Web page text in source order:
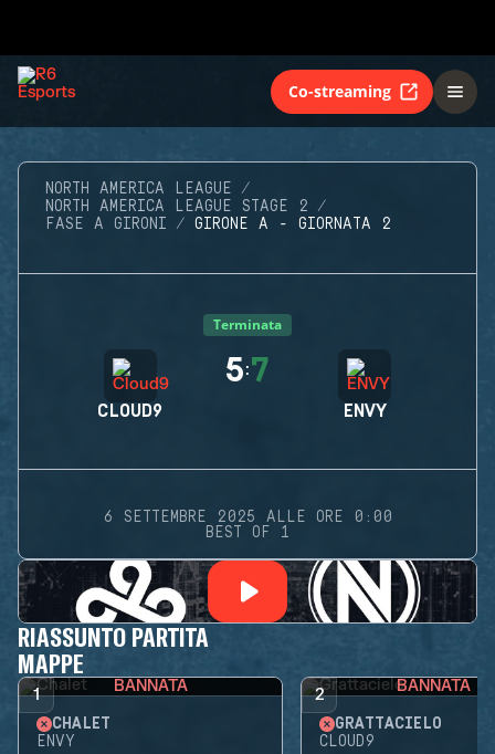
Co-streaming
NORTH AMERICA LEAGUE
NORTH AMERICA LEAGUE STAGE 2
FASE A GIRONI
GIRONE A - GIORNATA 2
Terminata
CLOUD9
5:7
ENVY
6 SETTEMBRE 2025 ALLE ORE 0:00
BEST OF 1
RIASSUNTO PARTITA
MAPPE
1 BANNATA
CHALET
ENVY
2 BANNATA
GRATTACIELO
CLOUD9